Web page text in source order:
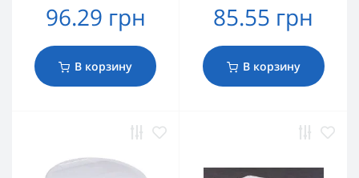
96.29 грн
В корзину
85.55 грн
В корзину